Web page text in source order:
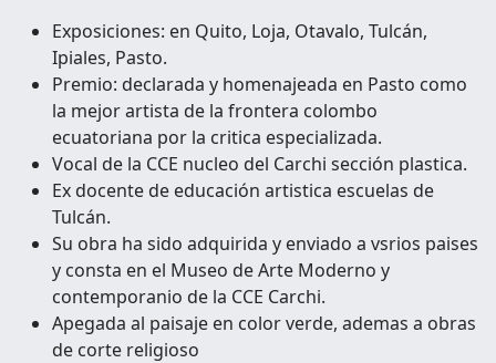
Exposiciones: en Quito, Loja, Otavalo, Tulcán,
Ipiales, Pasto.
Premio: declarada y homenajeada en Pasto como
la mejorartista de la frontera colombo
ecuatoriana por la critica especializada.
Vocal de la CCE nucleo del Carchi sección plastica.
Ex docente de educación artistica escuelas de
Tulcán.
Su obra ha sido adquirida y enviado a vsrios paises
y consta en el Museo de Arte Moderno y
contemporanio de la CCE Carchi.
Apegada al paisaje en color verde, ademas a obras
de corte religioso